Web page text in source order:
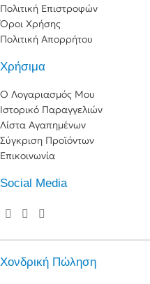
Πολιτική Επιστροφών
Όροι Χρήσης
Πολιτική Απορρήτου
Χρήσιμα
Ο Λογαριασμός Μου
Ιστορικό Παραγγελιών
Λίστα Αγαπημένων
Σύγκριση Προϊόντων
Επικοινωνία
Social Media
Χονδρική Πώληση